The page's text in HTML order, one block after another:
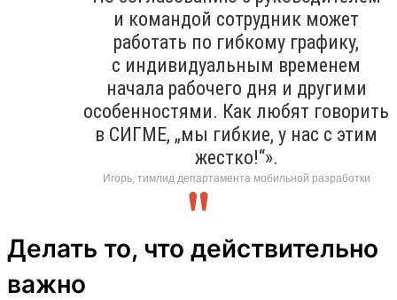
и командой сотрудник может
работать по гибкому графику,
с индивидуальным временем
начала рабочего дня и другими
особенностями. Как любят говорить
в СИГМЕ, „мы гибкие, у нас с этим
жестко!“».
Игорь, тимлид департамента мобильной разработки
Делать то, что действительно
важно